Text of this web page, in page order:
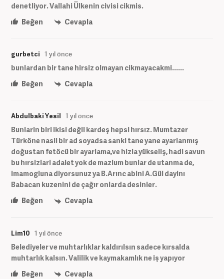
denetliyor. Vallahi Ülkenin civisi cikmis.
Beğen
Cevapla
gurbetci 1 yıl önce
bunlardan bir tane hirsiz olmayan cikmayacakmi......
Beğen
Cevapla
Abdulbaki Yesil 1 yıl önce
Bunlarin biri ikisi değil kardeş hepsi hırsız. Mumtazer
Türköne nasil bir ad soyadsa sanki tane yane ayarlanmış
doğustan fetöcü bir ayarlama,ve hizla yükseliş, hadi savun
bu hırsizlari adalet yok de mazlum bunlar de utanma de,
imamogluna diyorsunuz ya B.Arınc abini A.Gül dayinı
Babacan kuzenini de çağır onlarda desinler.
Beğen
Cevapla
Lim10 1 yıl önce
Belediyeler ve muhtarlıklar kaldırılsın sadece kırsalda
muhtarlık kalsın. Valilik ve kaymakamlık ne iş yapıyor
Beğen
Cevapla